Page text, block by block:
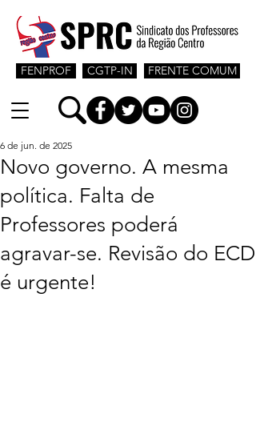
CGTP-IN
FENPROF FRENTE COMUM
Novo governo. A mesma
política. Falta de
Professores poderá
agravar-se. Revisão do ECD
é urgente!
6 de jun. de 2025